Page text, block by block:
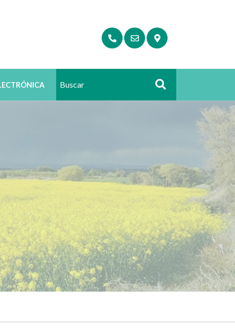
Buscar